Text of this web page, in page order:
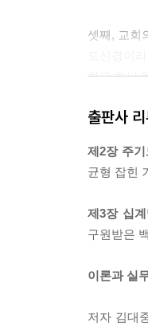
셋째, 교회
하고 하나
--- 본문 중에
출판사
제2장 주기
균형 잡힌
제3장 십
구원받은
이론과 실
저자 김대